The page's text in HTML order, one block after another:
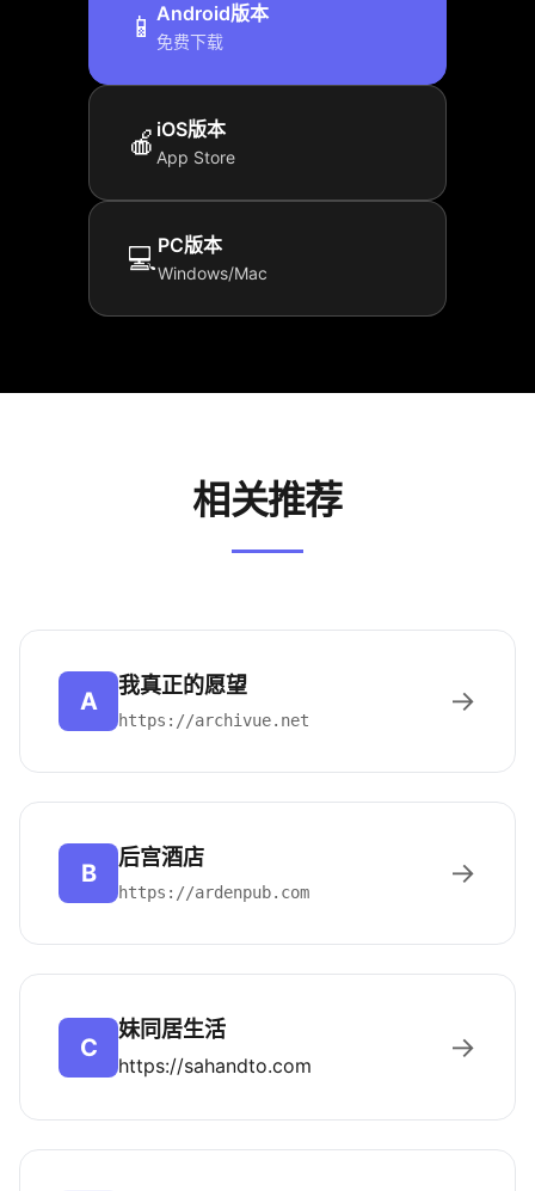
📱 Android版本
免费下载
🍎 iOS版本
App Store
💻PC版本
Windows/Mac
相关推荐
A
我真正的愿望
https://archivue.net
→
B
后宫酒店
https://ardenpub.com
→
C
妹同居生活
https://sahandto.com
→